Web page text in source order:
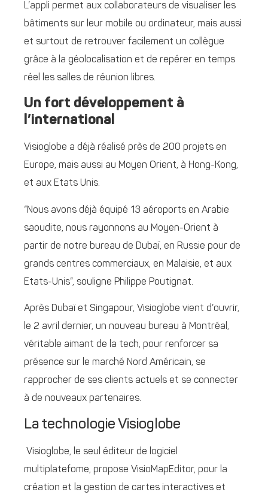
L’appli permet aux collaborateurs de visualiser les
bâtiments sur leur mobile ou ordinateur, mais aussi
et surtout de retrouver facilement un collègue
grâce à la géolocalisation et de repérer en temps
réel les salles de réunion libres.
Un fort développement à
l’international
Visioglobe a déjà réalisé près de 200 projets en
Europe, mais aussi au Moyen Orient, à Hong-Kong,
et aux Etats Unis.
“Nous avons déjà équipé 13 aéroports en Arabie
saoudite, nous rayonnons au Moyen-Orient à
partir de notre bureau de Dubaï, en Russie pour de
grands centres commerciaux, en Malaisie, et aux
Etats-Unis”, souligne Philippe Poutignat.
Après Dubaï et Singapour, Visioglobe vient d’ouvrir,
le 2 avril dernier, un nouveau bureau à Montréal,
véritable aimant de la tech, pour renforcer sa
présence sur le marché Nord Américain, se
rapprocher de ses clients actuels et se connecter
à de nouveaux partenaires.
La technologie Visioglobe
Visioglobe, le seul éditeur de logiciel
multiplatefome, propose VisioMapEditor, pour la
création et la gestion de cartes interactives et